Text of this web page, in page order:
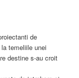
de
temeliile unei
destine s-au croit